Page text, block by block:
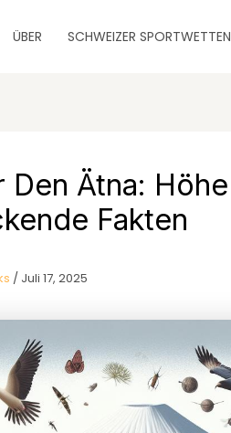
ÜBER SCHWEIZER SPORTWETTEN
Den Ätna:
Fakten
/ Juli 17, 2025